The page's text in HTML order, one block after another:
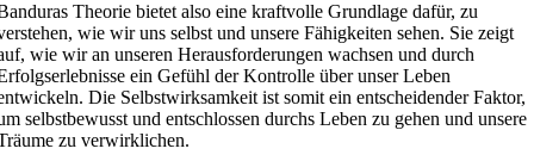
Theorie bietet also eine kraftvolle Grundlage dafür, zu
wie wir uns selbst und unsere Fähigkeiten sehen. Sie zeigt
wie wir an unseren Herausforderungen wachsen und durch
ein Gefühl der Kontrolle über unser Leben
Die Selbstwirksamkeit ist somit ein entscheidender Faktor,
selbstbewusst und entschlossen durchs Leben zu gehen und unsere
zu verwirklichen.